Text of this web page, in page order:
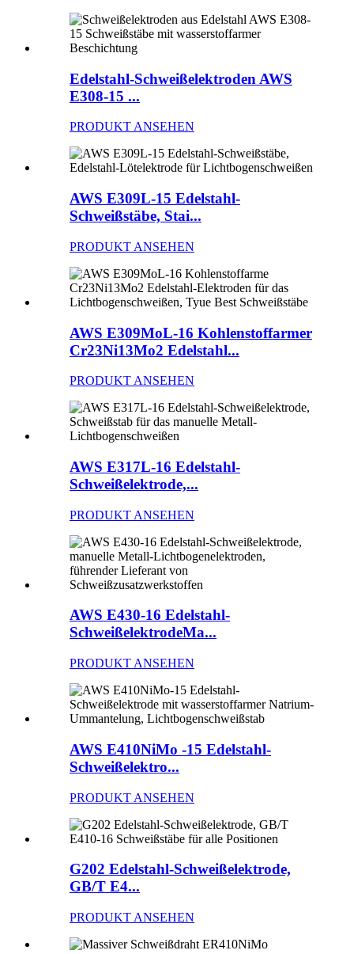
Edelstahl-Schweißelektroden AWS
E308-15 ...
PRODUKT ANSEHEN
AWS E309L-15 Edelstahl-
Schweißstäbe, Stai...
PRODUKT ANSEHEN
AWS E309MoL-16 Kohlenstoffarmer
Cr23Ni13Mo2 Edelstahl...
PRODUKT ANSEHEN
AWS E317L-16 Edelstahl-
Schweißelektrode,...
PRODUKT ANSEHEN
AWS E430-16 Edelstahl-
SchweißelektrodeMa...
PRODUKT ANSEHEN
AWS E410NiMo -15 Edelstahl-
Schweißelektro...
PRODUKT ANSEHEN
G202 Edelstahl-Schweißelektrode,
GB/T E4...
PRODUKT ANSEHEN